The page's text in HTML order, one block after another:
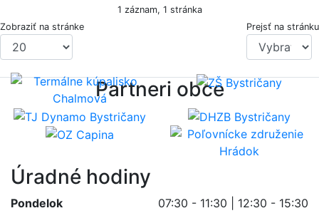
1 záznam, 1 stránka
Zobraziť na stránke
Prejsť na stránku
Partneri obce
Úradné hodiny
Pondelok
07:30 - 11:30 | 12:30 - 15:30